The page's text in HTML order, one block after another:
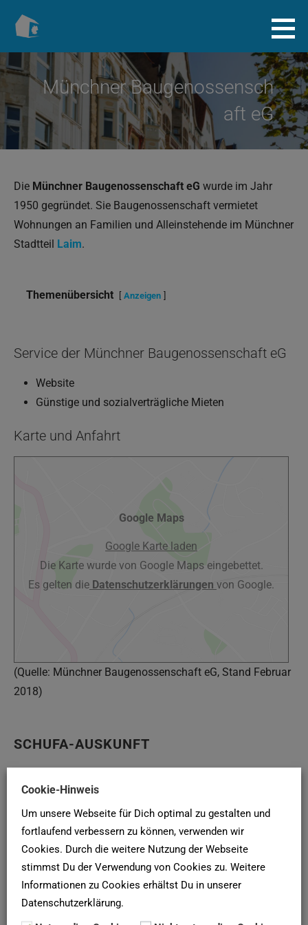
Inhalt
Baugenossenschaft.info
Münchner Baugenossensch
aft eG
Die Münchner Baugenossenschaft eG wurde im Jahr
1950 gegründet. Sie Baugenossenschaft vermietet
Wohnungen an Familien und Alleinstehende im Münchner
Stadtteil Laim.
Themenübersicht Anzeigen
Service der Münchner Baugenossenschaft eG
Website
Günstige und sozialverträgliche Mieten
Karte und Anfahrt
Google Maps
Google Karte laden
Die Karte wurde von Google Maps eingebettet.
Es gelten die Datenschutzerklärungen von Google.
(Quelle: Münchner Baugenossenschaft eG, Stand Februar
2018)
SCHUFA-AUSKUNFT
bei derSCHUFAanfordern!
Newsletter
Mehr als 5.000 Menschen haben unseren Newsletter für
die Wohnungssuche abonniert. Warum du nicht?
abonnieren!
Cookie-Hinweis
Um unsere Webseite für Dich optimal zu gestalten und
fortlaufend verbessern zu können, verwenden wir
Cookies. Durch die weitere Nutzung der Webseite
stimmst Du der Verwendung von Cookies zu. Weitere
Informationen zu Cookies erhältst Du in unserer
Datenschutzerklärung.